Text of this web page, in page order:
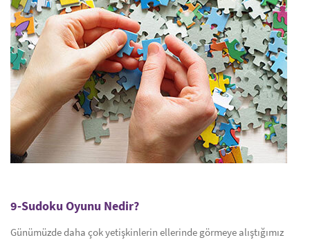
9-Sudoku Oyunu Nedir?
Günümüzde daha çok yetişkinlerin ellerinde görmeye alıştığımız